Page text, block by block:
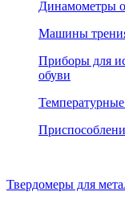
Динамометры
Машины
Приборы для
обуви
Твердомеры для